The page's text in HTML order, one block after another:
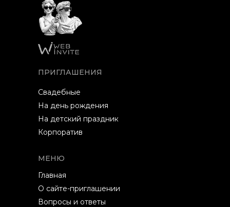
Главная
Свадебные
На день рождения
Корпоратив
О сайте-приглашении
Вопросы и ответы
ПРИГЛАШЕНИЯ
МЕНЮ
На детский праздник